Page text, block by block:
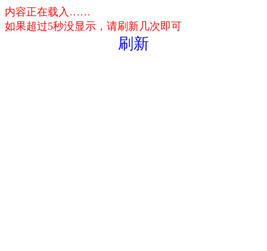
内容正在载入……
如果超过5秒没显示，请刷新几次即可
刷新